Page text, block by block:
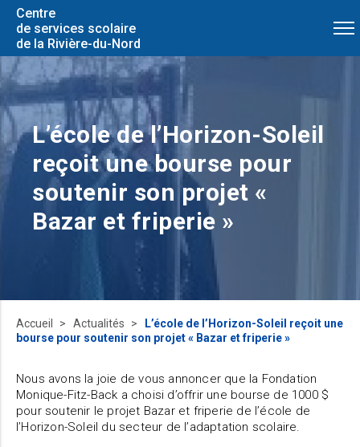
Centre
de services scolaire
de la Rivière-du-Nord
L’école de l’Horizon-Soleil
reçoit une bourse pour
soutenir son projet «
Bazar et friperie »
Accueil Actualités
L’école de l’Horizon-Soleil reçoit une
bourse pour soutenir son projet « Bazar et friperie »
Nous avons la joie de vous annoncer que la Fondation
Monique-Fitz-Back a choisi d’offrir une bourse de 1000 $
pour soutenir le projet Bazar et friperie de l’école de
l’Horizon-Soleil du secteur de l’adaptation scolaire.